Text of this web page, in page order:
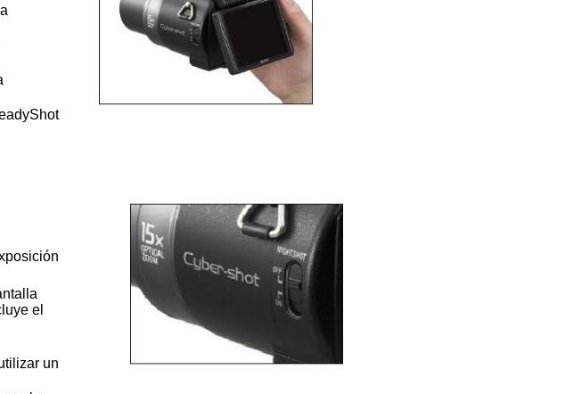
el
un